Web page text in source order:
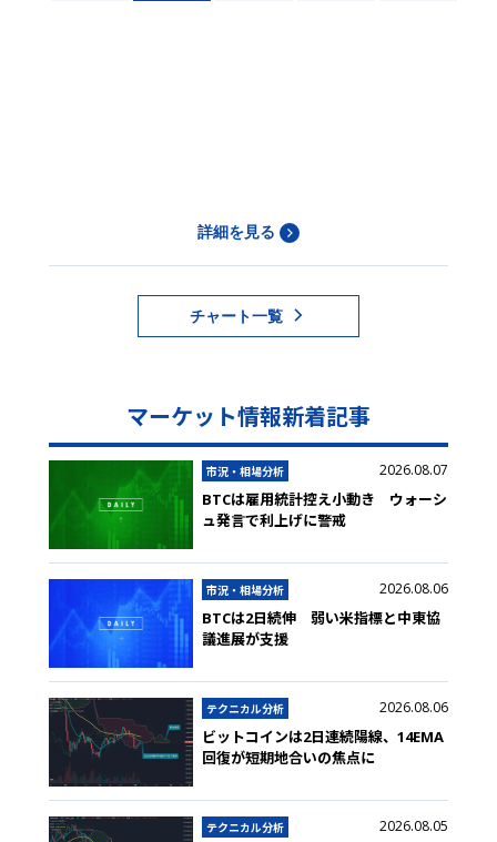
詳細を見る
チャート一覧
マーケット情報新着記事
市況・相場分析 2026.08.07
BTCは雇用統計控え小動き ウォーシ
ュ発言で利上げに警戒
市況・相場分析 2026.08.06
BTCは2日続伸 弱い米指標と中東協
議進展が支援
テクニカル分析 2026.08.06
ビットコインは2日連続陽線、14EMA
回復が短期地合いの焦点に
テクニカル分析 2026.08.05